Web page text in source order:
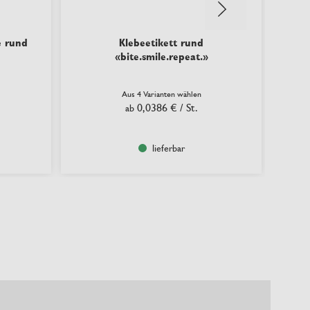
rund
Klebeetikett rund
«bite.smile.repeat.»
Aus 4 Varianten wählen
ab 0,0386 € / St.
lieferbar